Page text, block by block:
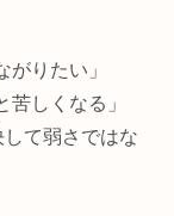
がりたい」
苦しくなる」
して弱さではな